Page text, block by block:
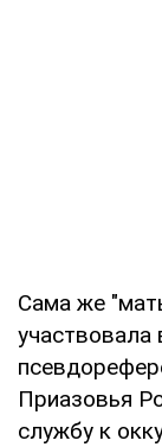
Сама же
участвовала
Приазовья
службу к